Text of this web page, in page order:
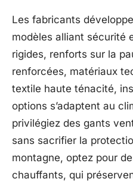
Les fabricants
modèles alliant sécurité
rigides, renforts sur la
renforcées, matériaux
textile haute ténacité,
options s’adaptent au
privilégiez des gants
sans sacrifier la
montagne, optez pour
chauffants, qui